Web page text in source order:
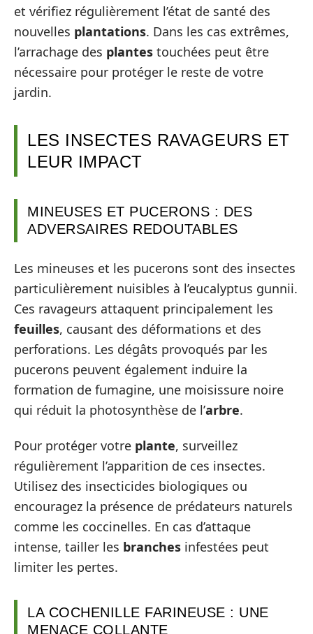
et vérifiez régulièrement l’état de santé des
nouvelles plantations. Dans les cas extrêmes,
l’arrachage des plantes touchées peut être
nécessaire pour protéger le reste de votre
jardin.
LES INSECTES RAVAGEURS ET
LEUR IMPACT
MINEUSES ET PUCERONS : DES
ADVERSAIRES REDOUTABLES
Les mineuses et les pucerons sont des insectes
particulièrement nuisibles à l’eucalyptus gunnii.
Ces ravageurs attaquent principalement les
feuilles, causant des déformations et des
perforations. Les dégâts provoqués par les
pucerons peuvent également induire la
formation de fumagine, une moisissure noire
qui réduit la photosynthèse de l’arbre.
Pour protéger votre plante, surveillez
régulièrement l’apparition de ces insectes.
Utilisez des insecticides biologiques ou
encouragez la présence de prédateurs naturels
comme les coccinelles. En cas d’attaque
intense, tailler les branches infestées peut
limiter les pertes.
LA COCHENILLE FARINEUSE : UNE
MENACE COLLANTE